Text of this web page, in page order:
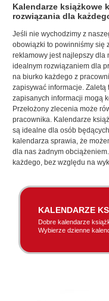
Kalendarze książkowe
rozwiązania dla
Jeśli nie wychodzimy z
obowiązki to powinniśmy się
reklamowy jest najlepszy dla
idealnym rozwiązaniem dla
na biurko każdego z
zapisywać informacje.
zapisanych informacji mogą
Przełożony zlecenia może
pracownika. Kalendarze
są idealne dla osób
kalendarza sprawia, że
dla nas żadnym
każdego, bez względu na
KALENDARZE
Dobre kalendarze
Wybierze dzienne